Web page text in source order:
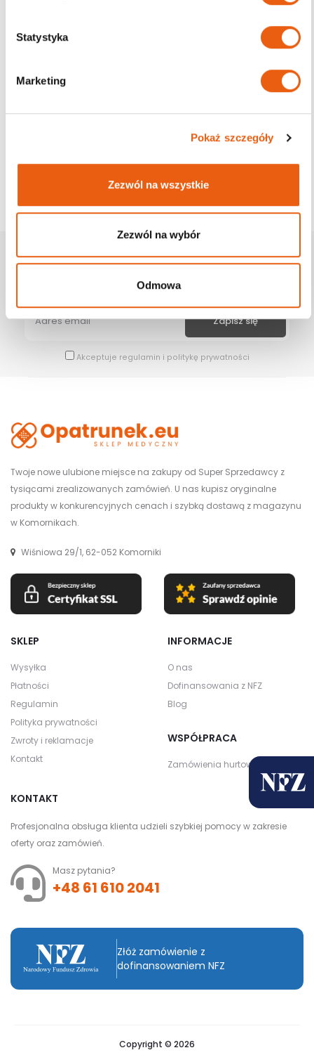
Statystyka
Marketing
Pokaż szczegóły
Zezwól na wszystkie
Zezwól na wybór
Odmowa
Zapisz Się Na Newsletter
Bądź na bieżąco z naszymi wszystkimi nowościami i promocjami.
Akceptuje regulamin i politykę prywatności
Twoje nowe ulubione miejsce na zakupy od Super Sprzedawcy z
tysiącami zrealizowanych zamówień. U nas kupisz oryginalne
produkty w konkurencyjnych cenach i szybką dostawą z magazynu
w Komornikach.
Wiśniowa 29/1, 62-052 Komorniki
SKLEP
Wysyłka
Płatności
Regulamin
Polityka prywatności
Zwroty i reklamacje
Kontakt
INFORMACJE
O nas
Dofinansowania z NFZ
Blog
WSPÓŁPRACA
Zamówienia hurtowe
KONTAKT
Profesjonalna obsługa klienta udzieli szybkiej pomocy w zakresie
oferty oraz zamówień.
Masz pytania?
+48 61 610 2041
Złóż zamówienie z
dofinansowaniem NFZ
Copyright © 2026